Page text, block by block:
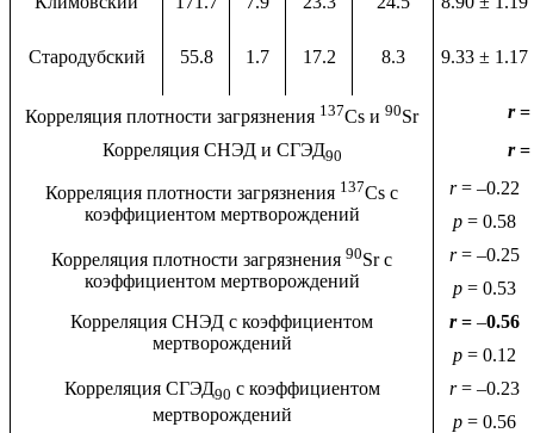
Стародубский 55.8 1.7 17.2 8.3 9.33 ± 1.17
Корреляция плотности загрязнения 137Cs и 90Sr r=
Корреляция СНЭД и СГЭД90 r=
Корреляция плотности загрязнения 137Cs с
коэффициентом мертворождений
r= –0.22
p = 0.58
Корреляция плотности загрязнения 90Sr с
коэффициентом мертворождений
r= –0.25
p = 0.53
Корреляция СНЭД с коэффициентом
мертворождений
r= –0.56
p = 0.12
Корреляция СГЭД90 с коэффициентом
мертворождений
r= –0.23
p = 0.56